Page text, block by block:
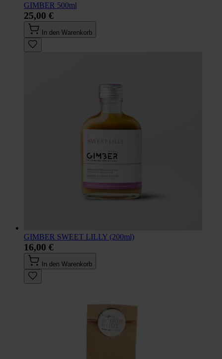
GIMBER 500ml
25,00 €
In den Warenkorb
GIMBER SWEET LILLY (200ml)
16,00 €
In den Warenkorb